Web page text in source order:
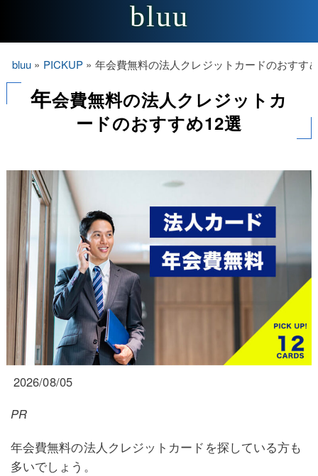
bluu
bluu » PICKUP » 年会費無料の法人クレジットカードのおすす
年会費無料の法人クレジットカ
ードのおすすめ12選
2026/08/05
PR
年会費無料の法人クレジットカードを探している方も
多いでしょう。